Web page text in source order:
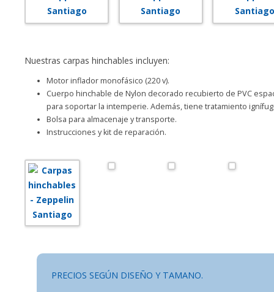
Nuestras carpas hinchables incluyen:
Motor inflador monofásico (220 v).
Cuerpo hinchable de Nylon decorado recubierto de PVC
para soportar la intemperie. Además, tiene tratamiento
Bolsa para almacenaje y transporte.
Instrucciones y kit de reparación.
PRECIOS SEGÚN DISEÑO Y TAMANO.